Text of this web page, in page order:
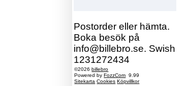
Postorder eller hämta.
Boka besök på
info@billebro.se. Swish
1231272434
©2026billebro
Powered byFozzCom 9.99
Sitekarta Cookies Köpvillkor